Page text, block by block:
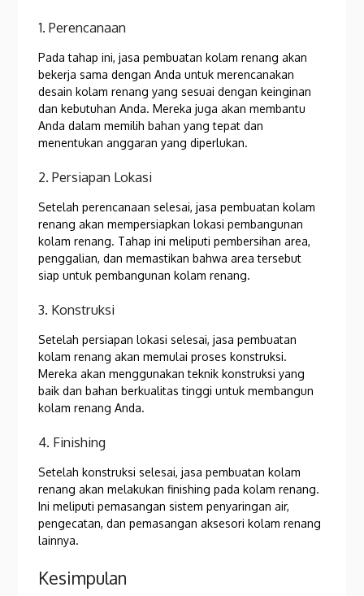
1. Perencanaan
Pada tahap ini, jasa pembuatan kolam renang akan
bekerja sama dengan Anda untuk merencanakan
desain kolam renang yang sesuai dengan keinginan
dan kebutuhan Anda. Mereka juga akan membantu
Anda dalam memilih bahan yang tepat dan
menentukan anggaran yang diperlukan.
2. Persiapan Lokasi
Setelah perencanaan selesai, jasa pembuatan kolam
renang akan mempersiapkan lokasi pembangunan
kolam renang. Tahap ini meliputi pembersihan area,
penggalian, dan memastikan bahwa area tersebut
siap untuk pembangunan kolam renang.
3. Konstruksi
Setelah persiapan lokasi selesai, jasa pembuatan
kolam renang akan memulai proses konstruksi.
Mereka akan menggunakan teknik konstruksi yang
baik dan bahan berkualitas tinggi untuk membangun
kolam renang Anda.
4. Finishing
Setelah konstruksi selesai, jasa pembuatan kolam
renang akan melakukan finishing pada kolam renang.
Ini meliputi pemasangan sistem penyaringan air,
pengecatan, dan pemasangan aksesori kolam renang
lainnya.
Kesimpulan